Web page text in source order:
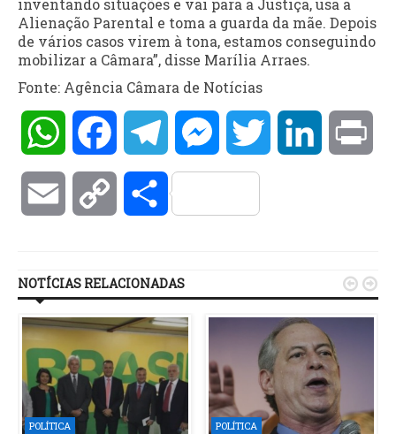
inventando situações e vai para a Justiça, usa a
Alienação Parental e toma a guarda da mãe. Depois
de vários casos virem à tona, estamos conseguindo
mobilizar a Câmara”, disse Marília Arraes.
Fonte: Agência Câmara de Notícias
WhatsAppFacebookTelegramMessengerTwitter LinkedIn
Email Copy Compartilhar
NOTÍCIAS RELACIONADAS
POLÍTICA POLÍTICA
 